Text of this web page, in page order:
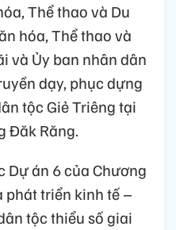
Thể thao và Du
hóa, Thể thao và
và Ủy ban nhân dân
dạy, phục dựng
tộc Giẻ Triêng tại
Đăk Răng.
án 6 của Chương
triển kinh tế –
tộc thiểu số giai